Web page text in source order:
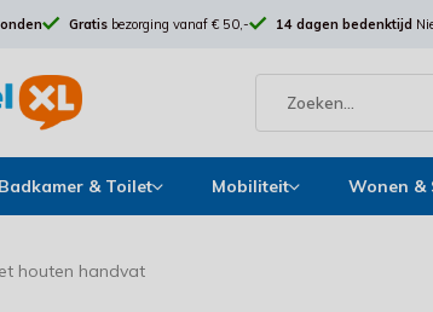
Gratis bezorging vanaf € 50,- 14 dagen bedenktijd
Badkamer & Toilet Mobiliteit Wonen &
houten handvat